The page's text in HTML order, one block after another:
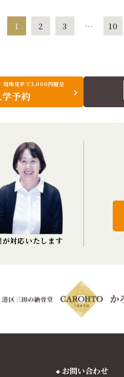
1 2 3 … 10
現地見学で3,000円贈呈
学予約
が対応いたします
お問い合わせ